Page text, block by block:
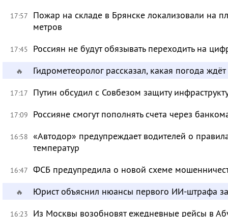
17:57
Пожар на складе в Брянске локализовали на
метров
17:45 Россиян не будут обязывать переходить на
🔥 Гидрометеоролог рассказал, какая погода
17:17 Путин обсудил с Совбезом защиту
17:09 Россияне смогут пополнять счета через
16:58 «Автодор» предупреждает водителей о
температур
16:47 ФСБ предупредила о новой схеме
🔥 Юрист объяснил нюансы первого ИИ-штрафа
16:23 Из Москвы возобновят ежедневные рейсы в